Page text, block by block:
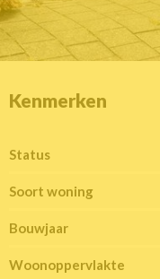
Kenmerken
Status
Soort woning
Bouwjaar
Woonoppervlakte